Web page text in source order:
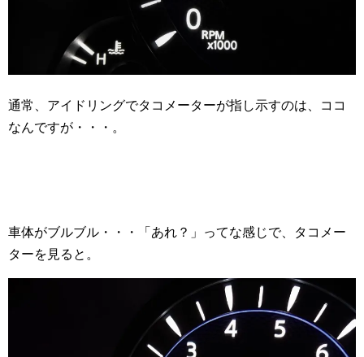
通常、アイドリングでタコメーターが指し示すのは、ココ
なんですが・・・。
車体がブルブル・・・「あれ？」ってな感じで、タコメー
ターを見ると。